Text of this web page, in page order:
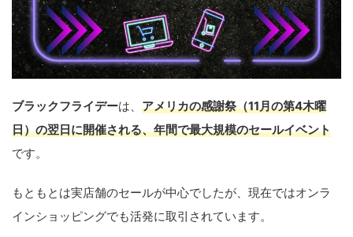
ブラックフライデーは、 アメリカの感謝祭（11月の第4木曜
日）の翌日に開催される、年間で最大規模のセールイベント
です。
もともとは実店舗のセールが中心でしたが、現在ではオンラ
インショッピングでも活発に取引されています。